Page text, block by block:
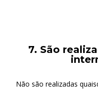
7. São
Não são realizadas